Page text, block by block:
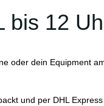
bis 12
oder dein Equipment
und per DHL